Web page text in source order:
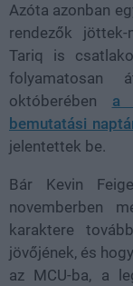
Azóta azonban
rendezők
Tariq is
folyamatosan
októberében a
bemutatási
jelentettek be.
Bár Kevin
novemberben
karaktere
jövőjének, és
az MCU-ba, a